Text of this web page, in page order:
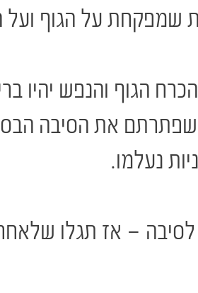
שמפקחת על הגוף
הגוף והנפש יהיו
את הסיבה
נעלמו.
– אז תגלו שלאחר